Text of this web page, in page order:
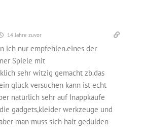
14 Jahre zuvor
ich nur empfehlen.eines der
Spiele mit
sehr witzig gemacht zb.das
glück versuchen kann ist echt
natürlich sehr auf Inappkäufe
gadgets,kleider werkzeuge und
man muss sich halt gedulden